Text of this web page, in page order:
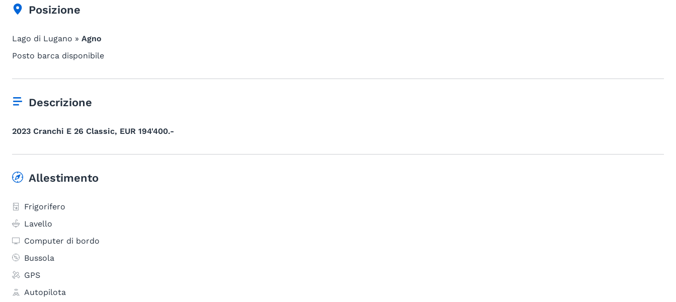
Posizione
Lago di Lugano » Agno
Posto barca disponibile
Descrizione
2023 Cranchi E 26 Classic, EUR 194'400.-
Allestimento
Frigorifero
Lavello
Computer di bordo
Bussola
GPS
Autopilota